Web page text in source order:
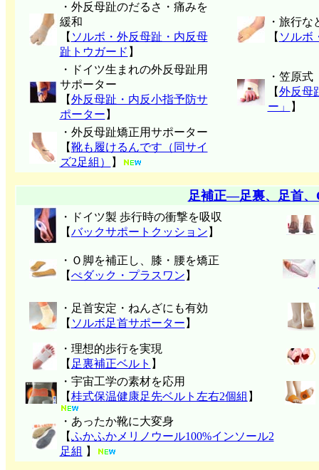
・外反母趾のだるさ・痛みを
緩和
【 ソルボ・外反母趾・内反母
趾トウガード 】
・旅行な
【 ソルボ
・ドイツ生まれの外反母趾用
サポーター
【外反母趾・内反小指予防サ
ポーター 】
・笠原式
【外反母
ー」
】
・外反母趾矯正用サポーター
【靴も履けるんです（同サイ
ズ2足組）
】
足補正―足裏、足首
・ドイツ製 歩行時の衝撃を吸収
【バックサポートクッション 】
・Ｏ脚を補正し、膝・腰を矯正
【ぺダック・プラスワン 】
・足首安定・ねんざにも有効
【 ソルボ足首サポーター 】
・理想的歩行を実現
【 足裏補正ベルト 】
・宇宙工学の素材を応用
【桂式保温健康足先ベルト左右2個組 】
・あったか靴に大変身
【ふかふかメリノウール100%インソール2
足組 】